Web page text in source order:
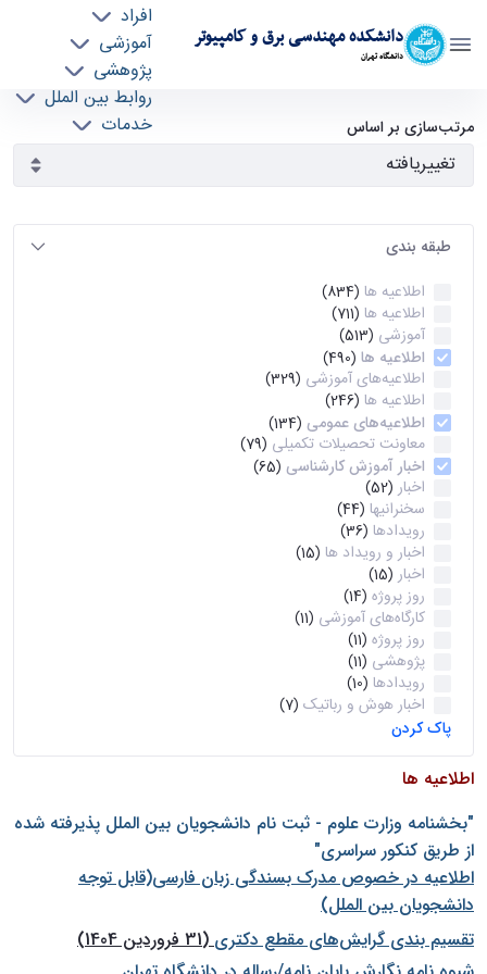
دانشکده مهندسی برق و کامپیوتر
دانشگاه تهران
افراد
آموزشی
پژوهشی
روابط بین الملل
خدمات
آرشیو اطلاعیه ها - ece- دانشکده مهندسی برق و
کامپیوتر
مرتب‌سازی بر اساس
طبقه بندی
اطلاعیه ها (834)
اطلاعیه ها (711)
آموزشی (513)
اطلاعیه ها (490)
اطلاعیه‌های‌ آموزشی (329)
اطلاعیه ها (246)
اطلاعیه‌های عمومی (134)
معاونت تحصیلات تکمیلی (79)
اخبار آموزش کارشناسی (65)
اخبار (52)
سخنرانیها (44)
رویدادها (36)
اخبار و رویداد ها (15)
اخبار (15)
روز پروژه (14)
کارگاه‌های آموزشی (11)
روز پروژه (11)
پژوهشی (11)
رویدادها (10)
اخبار هوش و رباتیک (7)
پاک کردن
اطلاعیه ها
"بخشنامه وزارت علوم - ثبت نام دانشجويان بين الملل پذيرفته شده
از طريق كنكور سراسری"
اطلاعیه در خصوص مدرک بسندگی زبان فارسی(قابل توجه
دانشجویان بین الملل)
تقسیم بندی گرایش‌های مقطع دکتری(31 فروردین 1404)